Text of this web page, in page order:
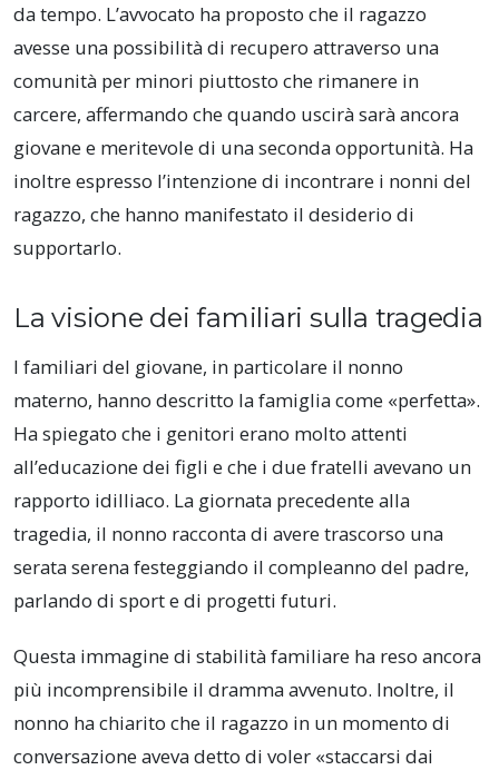
da tempo. L’avvocato ha proposto che il ragazzo
avesse una possibilità di recupero attraverso una
comunità per minori piuttosto che rimanere in
carcere, affermando che quando uscirà sarà ancora
giovane e meritevole di una seconda opportunità. Ha
inoltre espresso l’intenzione di incontrare i nonni del
ragazzo, che hanno manifestato il desiderio di
supportarlo.
La visione dei familiari sulla tragedia
I familiari del giovane, in particolare il nonno
materno, hanno descritto la famiglia come «perfetta».
Ha spiegato che i genitori erano molto attenti
all’educazione dei figli e che i due fratelli avevano un
rapporto idilliaco. La giornata precedente alla
tragedia, il nonno racconta di avere trascorso una
serata serena festeggiando il compleanno del padre,
parlando di sport e di progetti futuri.
Questa immagine di stabilità familiare ha reso ancora
più incomprensibile il dramma avvenuto. Inoltre, il
nonno ha chiarito che il ragazzo in un momento di
conversazione aveva detto di voler «staccarsi dai